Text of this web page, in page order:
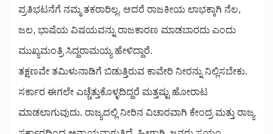
ಪ್ರತಿಭಟನೆಗೆ ನಮ್ಮ ತಕರಾರಿಲ್ಲ. ಆದರೆ ರಾಜಕೀಯ ಲಾಭಕ್ಕಾಗಿ ನೆಲ,
ಜಲ, ಭಾಷೆಯ ವಿಷಯವನ್ನು ರಾಜಕಾರಣ ಮಾಡಬಾರದು ಎಂದು
ಮುಖ್ಯಮಂತ್ರಿ ಸಿದ್ದರಾಮಯ್ಯ ಹೇಳಿದ್ದಾರೆ.
ತಕ್ಷಣವೇ ತಮಿಳುನಾಡಿಗೆ ಬಿಡುತ್ತಿರುವ ಕಾವೇರಿ ನೀರನ್ನು ನಿಲ್ಲಿಸಬೇಕು.
ಸರ್ಕಾರ ಈಗಲೇ ಎಚ್ಚೆತ್ತುಕೊಳ್ಳದಿದ್ದರೆ ಮತ್ತಷ್ಟು ಹೋರಾಟ
ಮಾಡಲಾಗುವುದು. ರಾಜ್ಯದಲ್ಲಿ ನೀರಿನ ವಿಚಾರವಾಗಿ ಕೇಂದ್ರ ಮತ್ತು ರಾಜ್ಯ